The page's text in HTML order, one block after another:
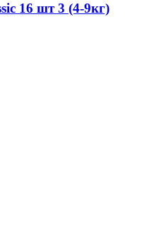
16 шт 3 (4-9кг)